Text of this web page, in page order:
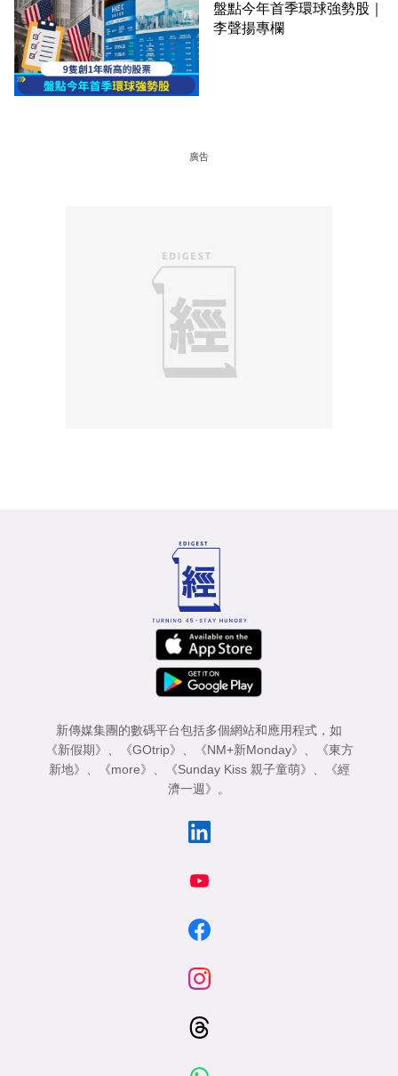
盤點今年首季環球強勢股｜
李聲揚專欄
廣告
新傳媒集團的數碼平台包括多個網站和應用程式，如
《新假期》 、 《GOtrip》 、 《NM+新Monday》 、
《東方
新地》 、 《more》 、 《Sunday Kiss 親子童萌》 、
《經
濟一週》 。